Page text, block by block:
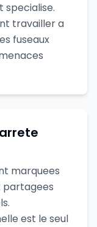
travailler a
fuseaux
marquees
partagees
est le seul